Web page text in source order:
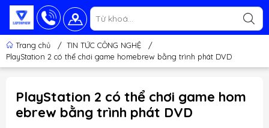
Trang chủ / TIN TỨC CÔNG NGHỆ
/
PlayStation 2 có thể chơi game homebrew bằng trình phát DVD
PlayStation 2 có thể chơi game hom
ebrew bằng trình phát DVD